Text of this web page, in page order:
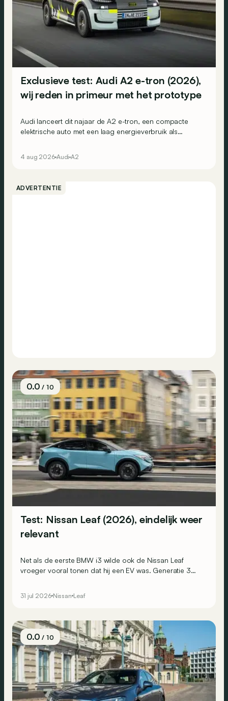
Exclusieve test: Audi A2 e-tron (2026),
wij reden in primeur met het prototype
Audi lanceert dit najaar de A2 e-tron, een compacte
elektrische auto met een laag energieverbruik als
4 aug 2026 Audi A2
ADVERTENTIE
0.0/ 10
Test: Nissan Leaf (2026), eindelijk weer
relevant
Net als de eerste BMW i3 wilde ook de Nissan Leaf
vroeger vooral tonen dat hij een EV was. Generatie 3
31 jul 2026 Nissan Leaf
0.0/ 10